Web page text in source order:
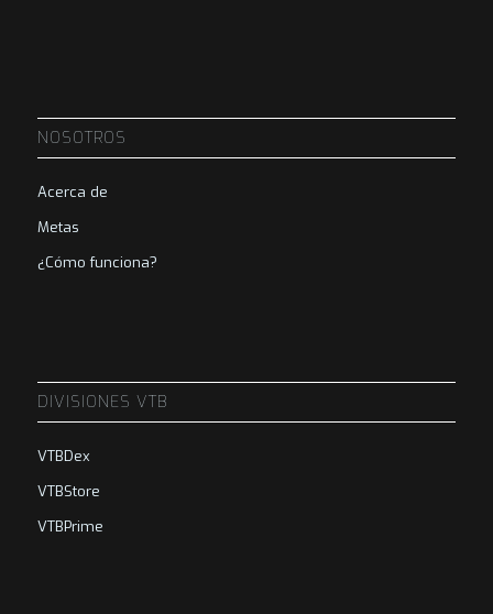
NOSOTROS
Acerca de
Metas
¿Cómo funciona?
DIVISIONES VTB
VTBDex
VTBStore
VTBPrime